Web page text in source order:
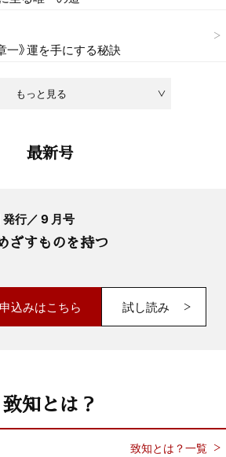
もっと見る
一》運を手にする秘訣
最新号
行／ 9 月号
ざすものを持つ
込みはこちら 試し読み
致知とは？
致知とは？一覧